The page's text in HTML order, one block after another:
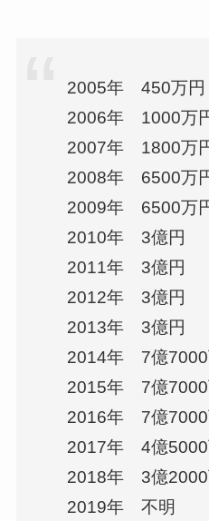
2005年 450万円
2006年 1000万
2007年 1800万
2008年 6500万
2009年 6500万
2010年 3億円
2011年 3億円
2012年 3億円
2013年 3億円
2014年 7億7000
2015年 7億7000
2016年 7億7000
2017年 4億5000
2018年 3億2000
2019年 不明